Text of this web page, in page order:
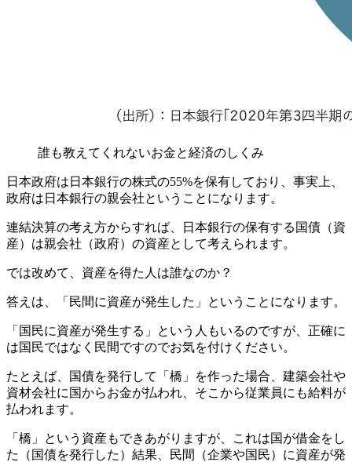
誰も教えてくれないお金と経済のしくみ
日本政府は日本銀行の株式の55%を保有しており、事実上、
政府は日本銀行の親会社ということになります。
連結決算の考え方からすれば、日本銀行の保有する国債（資
産）は親会社（政府）の資産として考えられます。
では改めて、資産を得た人は誰なのか？
答えは、「 民間に資産が発生した 」ということになります。
「国民に資産が発生する」という人もいるのですが、正確に
は国民ではなく民間ですのでお気を付けください。
たとえば、国債を発行して「橋」を作った場合、建築会社や
資材会社に国からお金が払われ、そこから従業員にも給料が
払われます。
「橋」という資産もできあがりますが、これは国が借金をし
た（国債を発行した）結果、民間（企業や国民）に資産が発